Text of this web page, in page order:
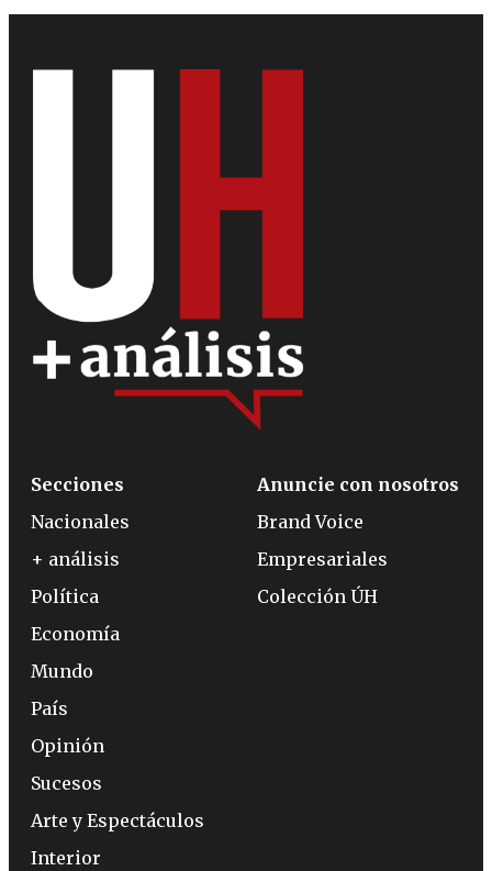
Secciones
Nacionales
+ análisis
Política
Economía
Mundo
País
Opinión
Sucesos
Arte y Espectáculos
Interior
Anuncie con nosotros
Brand Voice
Empresariales
Colección ÚH